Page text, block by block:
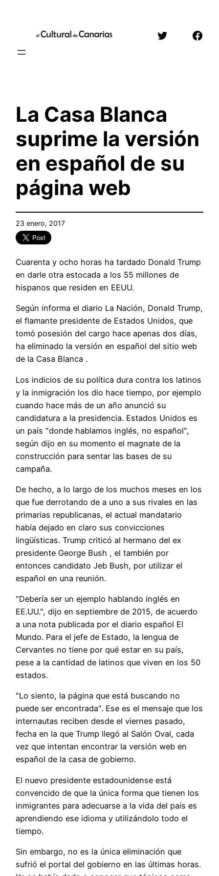
contenido
Twitter
La Casa Blanca
suprime la versión
en español de su
página web
23 enero, 2017
Cuarenta y ocho horas ha tardado Donald Trump
en darle otra estocada a los 55 millones de
hispanos que residen en EEUU.
Según informa el diario La Nación, Donald Trump,
el flamante presidente de Estados Unidos, que
tomó posesión del cargo hace apenas dos días,
ha eliminado la versión en español del sitio web
de la Casa Blanca .
Los indicios de su política dura contra los latinos
y la inmigración los dio hace tiempo, por ejemplo
cuando hace más de un año anunció su
candidatura a la presidencia. Estados Unidos es
un país "donde hablamos inglés, no español",
según dijo en su momento el magnate de la
construcción para sentar las bases de su
campaña.
De hecho, a lo largo de los muchos meses en los
que fue derrotando de a uno a sus rivales en las
primarias republicanas, el actual mandatario
había dejado en claro sus convicciones
lingüísticas. Trump criticó al hermano del ex
presidente George Bush , el también por
entonces candidato Jeb Bush, por utilizar el
español en una reunión.
"Debería ser un ejemplo hablando inglés en
EE.UU.", dijo en septiembre de 2015, de acuerdo
a una nota publicada por el diario español El
Mundo. Para el jefe de Estado, la lengua de
Cervantes no tiene por qué estar en su país,
pese a la cantidad de latinos que viven en los 50
estados.
"Lo siento, la página que está buscando no
puede ser encontrada". Ese es el mensaje que los
internautas reciben desde el viernes pasado,
fecha en la que Trump llegó al Salón Oval, cada
vez que intentan encontrar la versión web en
español de la casa de gobierno.
El nuevo presidente estadounidense está
convencido de que la única forma que tienen los
inmigrantes para adecuarse a la vida del país es
aprendiendo ese idioma y utilizándolo todo el
tiempo.
Sin embargo, no es la única eliminación que
sufrió el portal del gobierno en las últimas horas.